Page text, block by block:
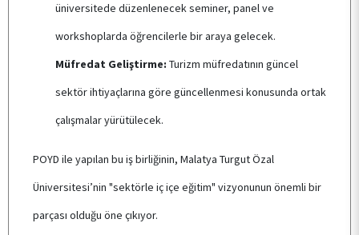
üniversitede düzenlenecek seminer, panel ve
workshoplarda öğrencilerle bir araya gelecek.
Müfredat Geliştirme: Turizm müfredatının güncel
sektör ihtiyaçlarına göre güncellenmesi konusunda ortak
çalışmalar yürütülecek.
POYD ile yapılan bu iş birliğinin, Malatya Turgut Özal
Üniversitesi’nin "sektörle iç içe eğitim" vizyonunun önemli bir
parçası olduğu öne çıkıyor.